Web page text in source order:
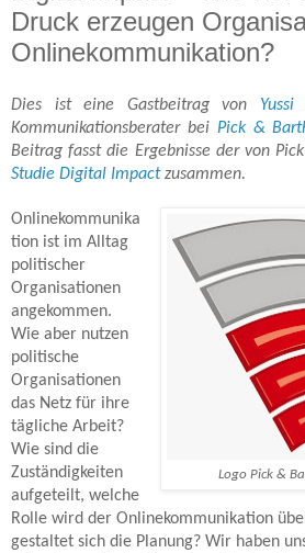
Druck erzeugen
Onlinekommunikation?
Dies ist eine Gastbeitrag von Yussi
Kommunikationsberater bei Pick &
Beitrag fasst die Ergebnisse der von
Studie Digital Impactzusammen.
Logo Pick &
Onlinekommunika
tion ist im Alltag
politischer
Organisationen
angekommen.
Wie aber nutzen
politische
Organisationen
das Netz für ihre
tägliche Arbeit?
Wie sind die
Zuständigkeiten
aufgeteilt, welche
Rolle wird der Onlinekommunikation
gestaltet sich die Planung? Wir haben